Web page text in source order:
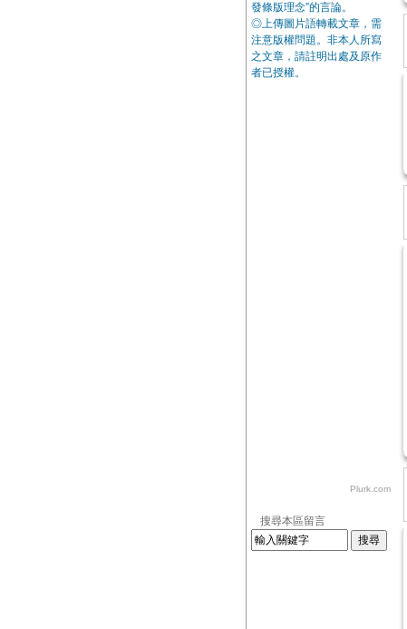
發條版理念”的言論。
◎上傳圖片語轉載文章，需
注意版權問題。非本人所寫
之文章，請註明出處及原作
者已授權。
Plurk.com
搜尋本區留言